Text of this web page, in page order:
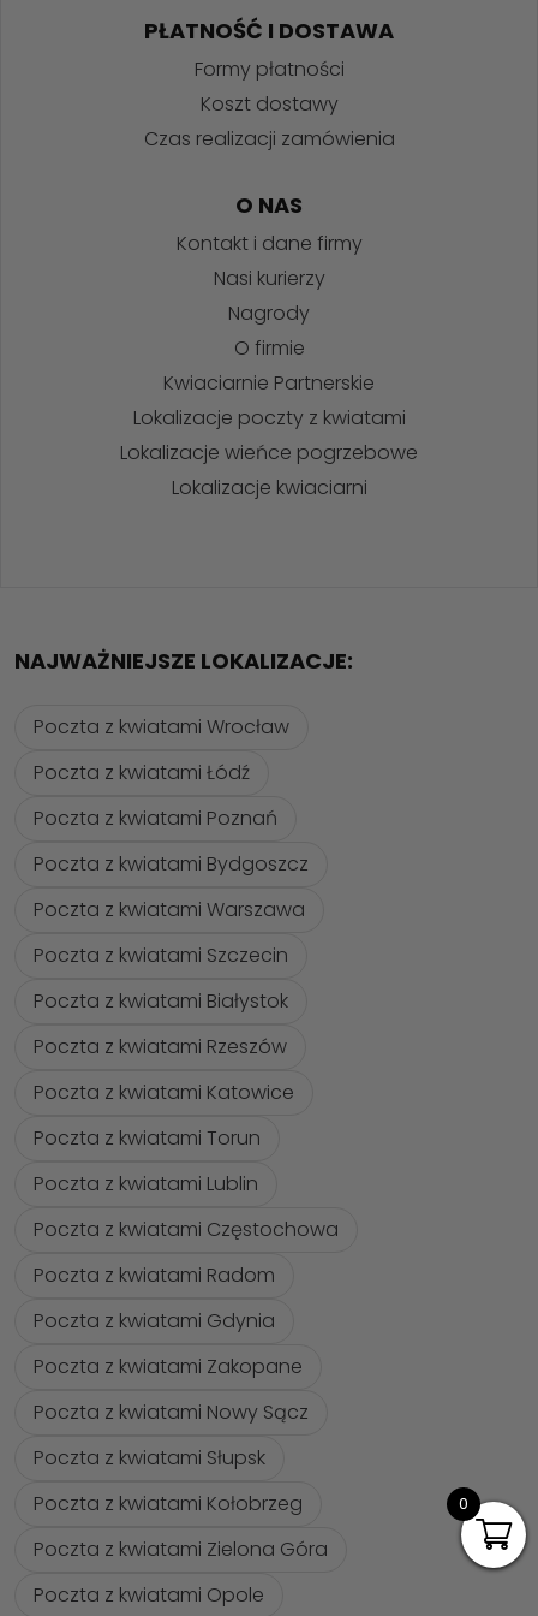
PŁATNOŚĆ I DOSTAWA
Formy płatności
Koszt dostawy
Czas realizacji zamówienia
O NAS
Kontakt i dane firmy
Nasi kurierzy
Nagrody
O firmie
Kwiaciarnie Partnerskie
Lokalizacje poczty z kwiatami
Lokalizacje wieńce pogrzebowe
Lokalizacje kwiaciarni
NAJWAŻNIEJSZE LOKALIZACJE:
Poczta z kwiatami Wrocław
Poczta z kwiatami Łódź
Poczta z kwiatami Poznań
Poczta z kwiatami Bydgoszcz
Poczta z kwiatami Warszawa
Poczta z kwiatami Szczecin
Poczta z kwiatami Białystok
Poczta z kwiatami Rzeszów
Poczta z kwiatami Katowice
Poczta z kwiatami Torun
Poczta z kwiatami Lublin
Poczta z kwiatami Częstochowa
Poczta z kwiatami Radom
Poczta z kwiatami Gdynia
Poczta z kwiatami Zakopane
Poczta z kwiatami Nowy Sącz
Poczta z kwiatami Słupsk
Poczta z kwiatami Kołobrzeg
Poczta z kwiatami Zielona Góra
Poczta z kwiatami Opole
0